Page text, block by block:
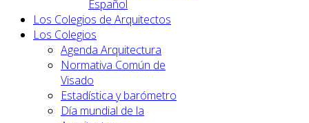
Español
Los Colegios de Arquitectos
Los Colegios
Agenda Arquitectura
Normativa Común de
Visado
Estadística y barómetro
Día mundial de la